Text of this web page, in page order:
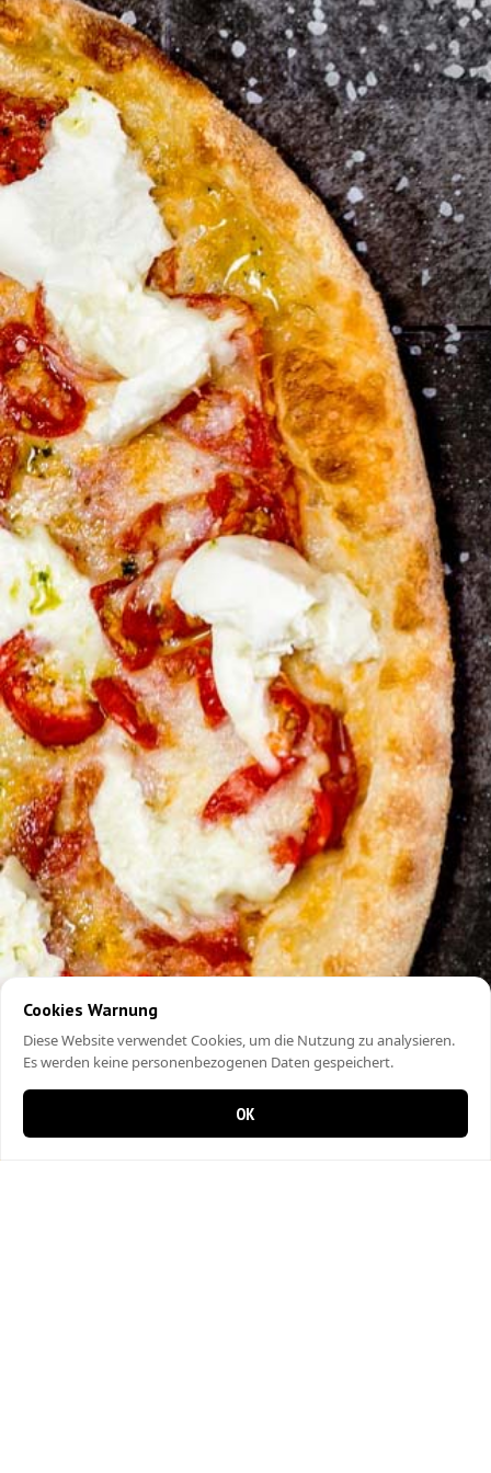
Cookies Warnung
Diese Website verwendet Cookies, um die Nutzung zu analysieren.
Es werden keine personenbezogenen Daten gespeichert.
OK